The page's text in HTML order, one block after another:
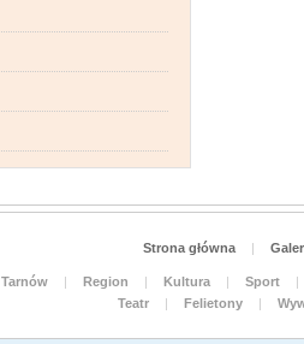
Strona główna |
Tarnów | Region | Kultura | Sport
|
Teatr
| Felietony |